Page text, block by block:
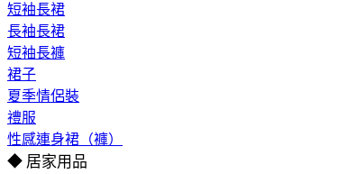
短袖長裙
長袖長裙
短袖長褲
裙子
夏季情侶裝
禮服
性感連身裙（褲）
◆ 居家用品